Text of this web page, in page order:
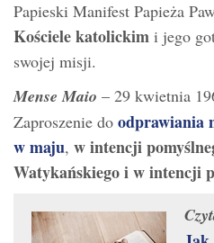
Papieski Manifest Papieża
Kościele katolickim i jego
swojej misji.
Mense Maio – 29 kwietnia
Zaproszenie do odprawiania
w maju, w intencji
Watykańskiego i w intencji